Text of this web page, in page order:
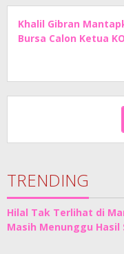
Khalil Gibran
Bursa Calon Ketua
TRENDING
Hilal Tak Terlihat di
Masih Menunggu